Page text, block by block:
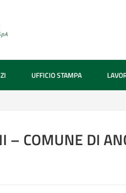
UFFICIO STAMPA
– COMUNE DI